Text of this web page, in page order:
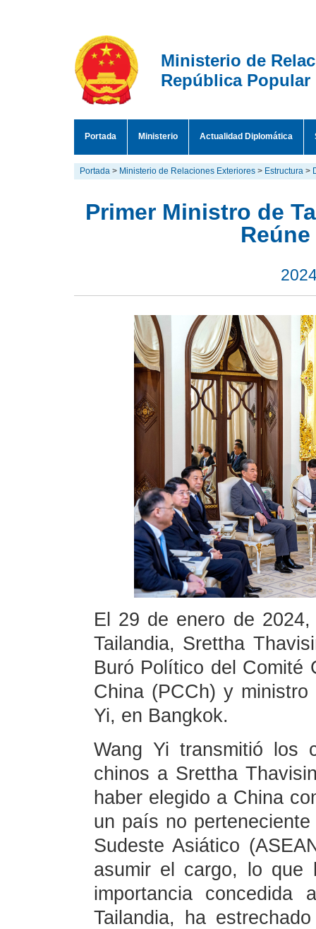
Ministerio de
República Popular
Portada Ministerio Actualidad Diplomática
Portada > Ministerio de Relaciones Exteriores > Estructura >
Primer Ministro de
El 29 de enero de
Tailandia, Srettha
Buró Político del Comité
China (PCCh) y
Yi, en Bangkok.
Wang Yi transmitió los
chinos a Srettha
haber elegido a China
un país no
Sudeste Asiático
asumir el cargo, lo que
importancia
Tailandia, ha